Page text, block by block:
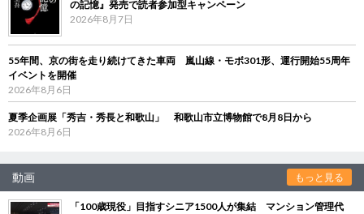
の記憶』発売で読者参加型キャンペーン
2026年8月7日
55年間、京の街を走り続けてきた車両 嵐山線・モボ301形、運行開始55周年
イベントを開催
2026年8月6日
夏季企画展「秀吉・秀長と和歌山」 和歌山市立博物館で8月8日から
2026年8月6日
動画 もっと見る
「100歳現役」目指すシニア1500人が集結 マンション管理代